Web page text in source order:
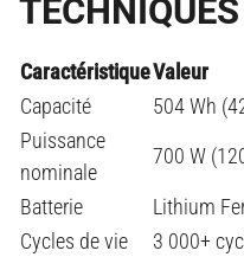
TECHNIQUES
CaractéristiqueValeur
Capacité
504 Wh
Puissance
nominale
700 W
Batterie
Lithium
Cycles de vie
3 000+